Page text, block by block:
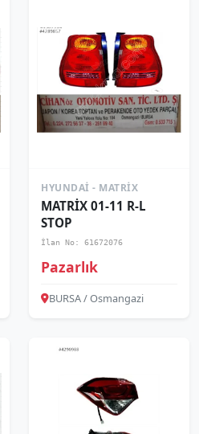
HYUNDAI - MATRIX
MATRİX 01-11 R-L
STOP
İlan No: 61672076
Pazarlık
BURSA / Osmangazi